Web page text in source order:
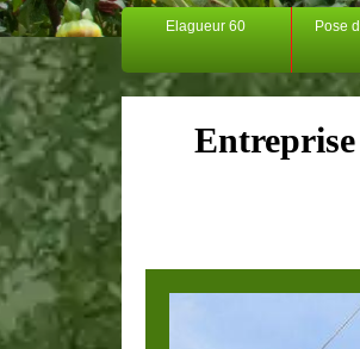
Elagueur 60 Pose